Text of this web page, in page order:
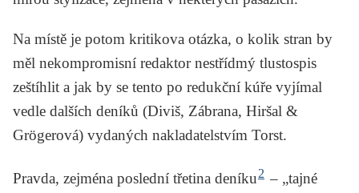
Na místě je potom kritikova otázka, o kolik stran by
měl nekompromisní redaktor nestřídmý tlustospis
zeštíhlit a jak by se tento po redukční kúře vyjímal
vedle dalších deníků (Diviš, Zábrana, Hiršal &
Grögerová) vydaných nakladatelstvím Torst.
Pravda, zejména poslední třetina deníku2 – „tajné